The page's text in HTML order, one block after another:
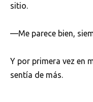
sitio.
—Me parece bien,
Y por primera vez en
sentía de más.